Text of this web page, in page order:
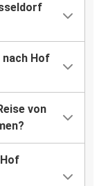
nach Hof
von